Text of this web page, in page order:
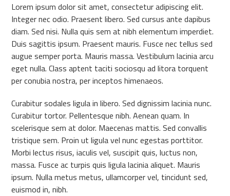
Lorem ipsum dolor sit amet, consectetur adipiscing elit.
Integer nec odio. Praesent libero. Sed cursus ante dapibus
diam. Sed nisi. Nulla quis sem at nibh elementum imperdiet.
Duis sagittis ipsum. Praesent mauris. Fusce nec tellus sed
augue semper porta. Mauris massa. Vestibulum lacinia arcu
eget nulla. Class aptent taciti sociosqu ad litora torquent
per conubia nostra, per inceptos himenaeos.
Curabitur sodales ligula in libero. Sed dignissim lacinia nunc.
Curabitur tortor. Pellentesque nibh. Aenean quam. In
scelerisque sem at dolor. Maecenas mattis. Sed convallis
tristique sem. Proin ut ligula vel nunc egestas porttitor.
Morbi lectus risus, iaculis vel, suscipit quis, luctus non,
massa. Fusce ac turpis quis ligula lacinia aliquet. Mauris
ipsum. Nulla metus metus, ullamcorper vel, tincidunt sed,
euismod in, nibh.